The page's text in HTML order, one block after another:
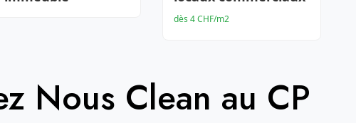
dès 4 CHF/m2
Nous Clean au CP